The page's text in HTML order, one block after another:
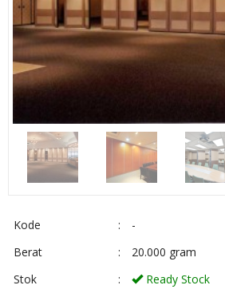
Kode :
-
Berat
:
20.000 gram
Stok
:
Ready Stock